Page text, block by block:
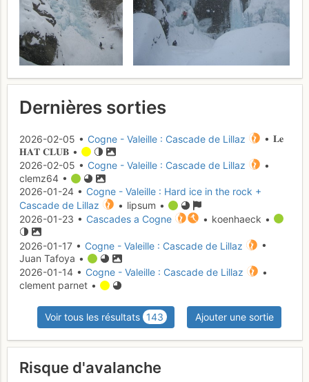
Dernières sorties
2026-02-05 • Cogne - Valeille : Cascade de Lillaz
• 𝐋𝐞
𝐇𝐀𝐓 𝐂𝐋𝐔𝐁 •
2026-02-05 • Cogne - Valeille : Cascade de Lillaz
•
clemz64 •
2026-01-24 • Cogne - Valeille : Hard ice in the rock +
Cascade de Lillaz
• lipsum •
2026-01-23 • Cascades a Cogne • koenhaeck •
2026-01-17 • Cogne - Valeille : Cascade de Lillaz
•
Juan Tafoya •
2026-01-14 • Cogne - Valeille : Cascade de Lillaz
•
clement parnet •
Voir tous les résultats 143 Ajouter une sortie
Risque d'avalanche